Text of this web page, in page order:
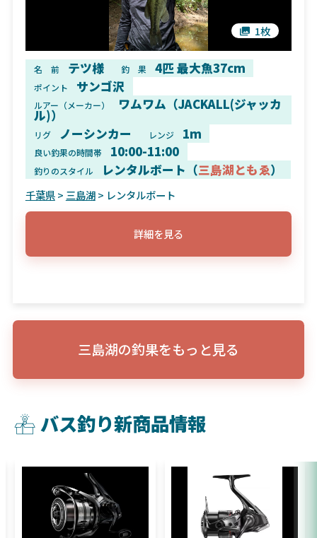
1枚
名 前 テツ様 釣 果 4匹 最大魚37cm
ポイント サンゴ沢
ルアー（メーカー） ワムワム（JACKALL(ジャッカ
ル)）
リグ ノーシンカー レンジ 1m
良い釣果の時間帯 10:00-11:00
釣りのスタイル レンタルボート（三島湖ともゑ）
千葉県> 三島湖> レンタルボート
詳細を見る
三島湖の釣果をもっと見る
バス釣り新商品情報